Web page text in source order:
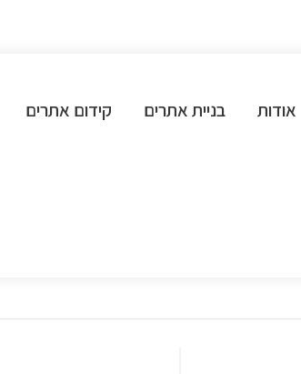
אודות בניית אתרים קידום אתרים